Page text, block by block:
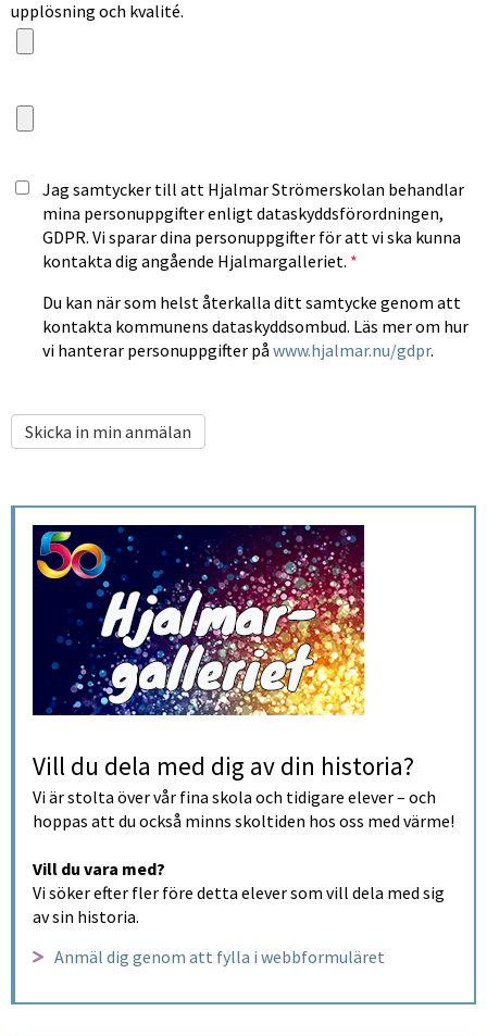
upplösning och kvalité.
Jag samtycker till att Hjalmar Strömerskolan behandlar
mina personuppgifter enligt dataskyddsförordningen,
GDPR. Vi sparar dina personuppgifter för att vi ska kunna
kontakta dig angående Hjalmargalleriet. *
Du kan när som helst återkalla ditt samtycke genom att
kontakta kommunens dataskyddsombud. Läs mer om hur
vi hanterar personuppgifter på www.hjalmar.nu/gdpr.
Vill du dela med dig av din historia?
Vi är stolta över vår fina skola och tidigare elever – och
hoppas att du också minns skoltiden hos oss med värme!
Vill du vara med?
Vi söker efter fler före detta elever som vill dela med sig
av sin historia.
Anmäl dig genom att fylla i webbformuläret